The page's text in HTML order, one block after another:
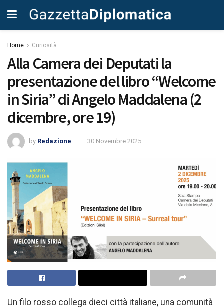
Home Curiosità
Alla Camera dei Deputati la
presentazione del libro “Welcome
in Siria” di Angelo Maddalena (2
dicembre, ore 19)
by Redazione 30 Novembre 2025
Un filo rosso collega dieci città italiane, una comunità